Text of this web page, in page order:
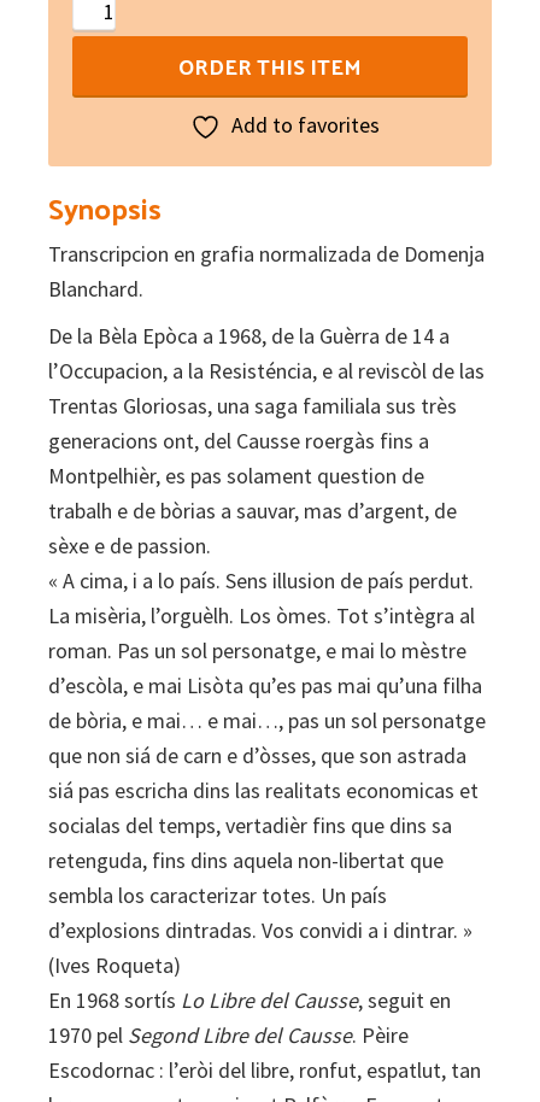
libre
ORDER THIS ITEM
Add to favorites
Synopsis
Transcripcion en grafia normalizada de Domenja
Blanchard.
De la Bèla Epòca a 1968, de la Guèrra de 14 a
l’Occupacion, a la Resisténcia, e al reviscòl de las
Trentas Gloriosas, una saga familiala sus très
generacions ont, del Causse roergàs fins a
Montpelhièr, es pas solament question de
trabalh e de bòrias a sauvar, mas d’argent, de
sèxe e de passion.
« A cima, i a lo país. Sens illusion de país perdut.
La misèria, l’orguèlh. Los òmes. Tot s’intègra al
roman. Pas un sol personatge, e mai lo mèstre
d’escòla, e mai Lisòta qu’es pas mai qu’una filha
de bòria, e mai… e mai…, pas un sol personatge
que non siá de carn e d’òsses, que son astrada
siá pas escricha dins las realitats economicas et
socialas del temps, vertadièr fins que dins sa
retenguda, fins dins aquela non-libertat que
sembla los caracterizar totes. Un país
d’explosions dintradas. Vos convidi a i dintrar. »
(Ives Roqueta)
En 1968 sortís Lo Libre del Causse, seguit en
1970 pel Segond Libre del Causse. Pèire
Escodornac : l’eròi del libre, ronfut, espatlut, tan